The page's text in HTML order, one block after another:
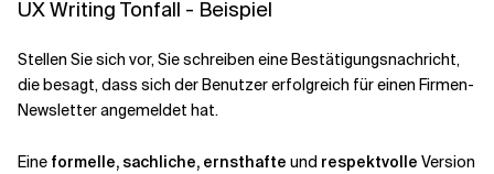
UX Writing Tonfall - Beispiel
Stellen Sie sich vor, Sie schreiben eine Bestätigungsnachricht,
die besagt, dass sich der Benutzer erfolgreich für einen Firmen-
Newsletter angemeldet hat.
Eine formelle, sachliche, ernsthafte und respektvolle Version